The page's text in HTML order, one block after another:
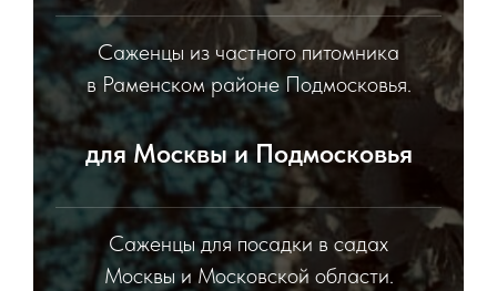
Саженцы из частного питомника
в Раменском районе Подмосковья.
для Москвы и Подмосковья
Саженцы для посадки в садах
Москвы и Московской области.